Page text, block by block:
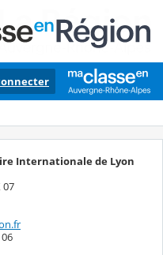
Internationale de Lyon
07